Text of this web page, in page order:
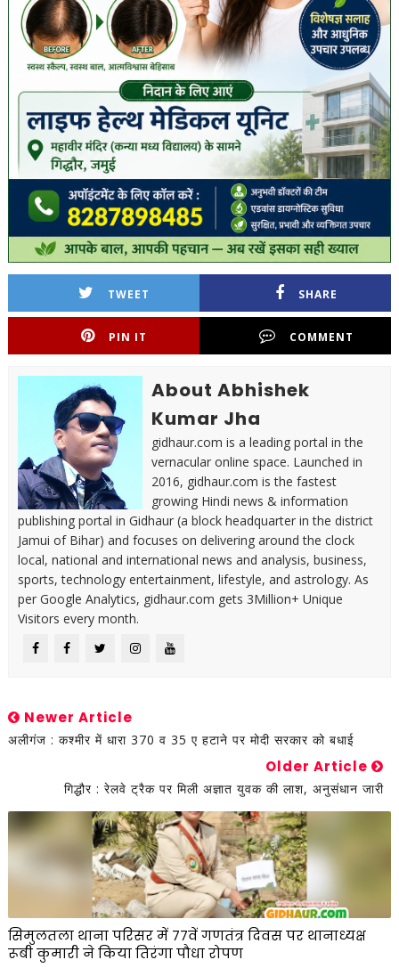
TWEET SHARE
PIN IT COMMENT
About Abhishek
Kumar Jha
gidhaur.com is a leading portal in the
vernacular online space. Launched in
2016, gidhaur.com is the fastest
growing Hindi news & information
publishing portal in Gidhaur (a block headquarter in the district
Jamui of Bihar) and focuses on delivering around the clock
local, national and international news and analysis, business,
sports, technology entertainment, lifestyle, and astrology. As
per Google Analytics, gidhaur.com gets 3Million+ Unique
Visitors every month.
Newer Article
अलीगंज : कश्मीर में धारा 370 व 35 ए हटाने पर मोदी सरकार को बधाई
Older Article
गिद्धौर : रेलवे ट्रैक पर मिली अज्ञात युवक की लाश, अनुसंधान जारी
सिमुलतला थाना परिसर में 77वें गणतंत्र दिवस पर थानाध्यक्ष
रूबी कुमारी ने किया तिरंगा पौधा रोपण